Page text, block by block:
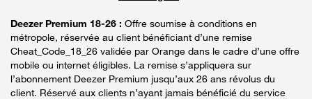
Deezer Premium 18-26 : Offre soumise à conditions en
métropole, réservée au client bénéficiant d’une remise
Cheat_Code_18_26 validée par Orange dans le cadre d’une offre
mobile ou internet éligibles. La remise s’appliquera sur
l’abonnement Deezer Premium jusqu’aux 26 ans révolus du
client. Réservé aux clients n’ayant jamais bénéficié du service